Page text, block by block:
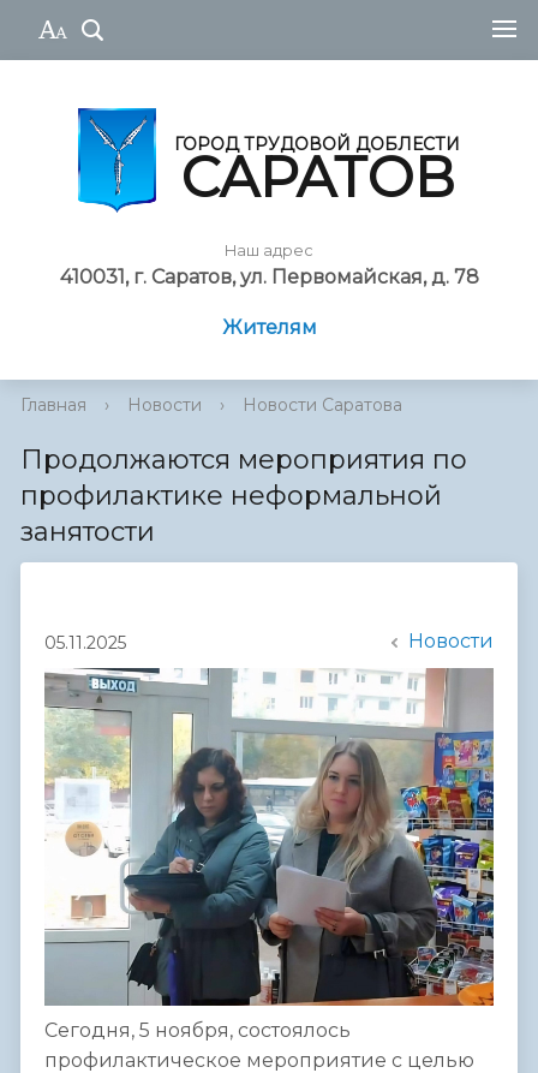
ГОРОД ТРУДОВОЙ ДОБЛЕСТИ
САРАТОВ
Наш адрес
410031, г. Саратов, ул. Первомайская, д. 78
Жителям
Главная › Новости › Новости Саратова
Продолжаются мероприятия по
профилактике неформальной
занятости
05.11.2025 Новости
Сегодня, 5 ноября, состоялось
профилактическое мероприятие с целью